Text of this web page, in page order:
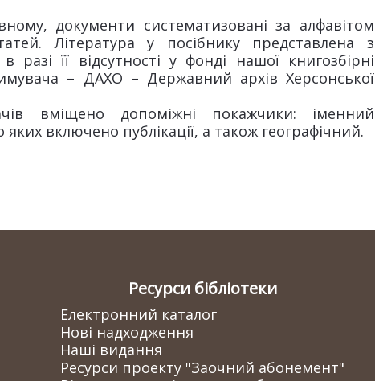
документи систематизовані за алфавітом
Література у посібнику представлена з
її відсутності у фонді нашої книгозбірні
– ДАХО – Державний архів Херсонської
вміщено допоміжні покажчики: іменний
яких включено публікації, а також географічний.
Ресурси бібліотеки
Електронний каталог
Нові надходження
Наші видання
Ресурси проекту "Заочний абонемент"